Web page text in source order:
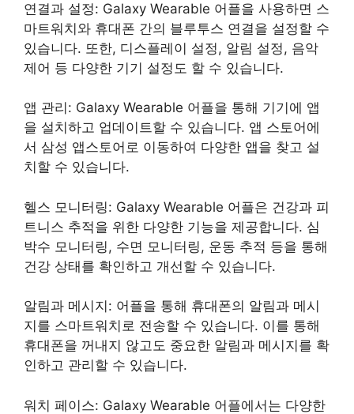
연결과 설정: Galaxy Wearable 어플을 사용하면 스
마트워치와 휴대폰 간의 블루투스 연결을 설정할 수
있습니다. 또한, 디스플레이 설정, 알림 설정, 음악
제어 등 다양한 기기 설정도 할 수 있습니다.
앱 관리: Galaxy Wearable 어플을 통해 기기에 앱
을 설치하고 업데이트할 수 있습니다. 앱 스토어에
서 삼성 앱스토어로 이동하여 다양한 앱을 찾고 설
치할 수 있습니다.
헬스 모니터링: Galaxy Wearable 어플은 건강과 피
트니스 추적을 위한 다양한 기능을 제공합니다. 심
박수 모니터링, 수면 모니터링, 운동 추적 등을 통해
건강 상태를 확인하고 개선할 수 있습니다.
알림과 메시지: 어플을 통해 휴대폰의 알림과 메시
지를 스마트워치로 전송할 수 있습니다. 이를 통해
휴대폰을 꺼내지 않고도 중요한 알림과 메시지를 확
인하고 관리할 수 있습니다.
워치 페이스: Galaxy Wearable 어플에서는 다양한